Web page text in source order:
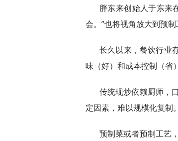
胖东来创始人于东来
会。”也将视角放大到预
长久以来，餐饮行业
味（好）和成本控制（省）
传统现炒依赖厨师，
定因素，难以规模化复制。
预制菜或者预制工艺